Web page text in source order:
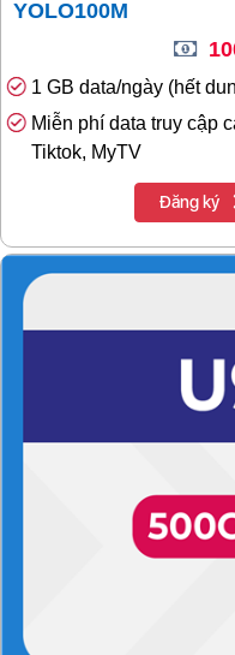
YOLO100M
1 GB data/ngày (hết
Miễn phí data truy cập
Tiktok, MyTV
Đăng ký